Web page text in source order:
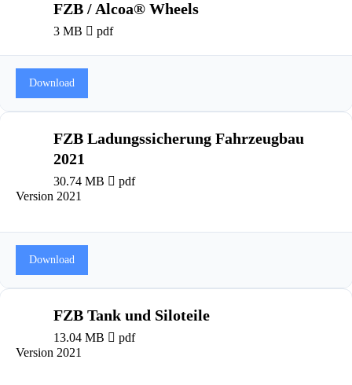
FZB / Alcoa® Wheels
3 MB pdf
Download
FZB Ladungssicherung Fahrzeugbau
2021
30.74 MB
pdf
Version 2021
Download
FZB Tank und Siloteile
13.04 MB
pdf
Version 2021